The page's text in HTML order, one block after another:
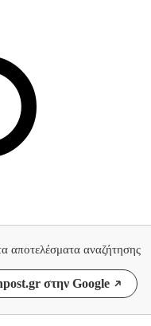
αποτελέσματα αναζήτησης
στην Google